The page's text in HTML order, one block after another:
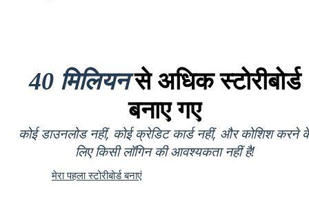
40 मिलियनसे अधिक स्टोरीबोर्ड
बनाए गए
कोई डाउनलोड नहीं, कोई क्रेडिट कार्ड नहीं, और कोशिश करने
लिए किसी लॉगिन की आवश्यकता नहीं है!
मेरा पहला स्टोरीबोर्ड बनाएं